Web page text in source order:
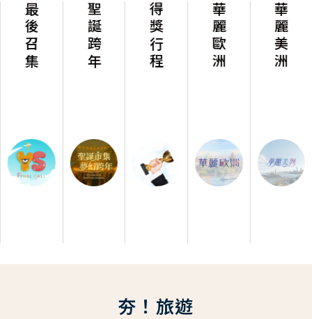
最後召集 聖誕跨年 得獎行程 華麗歐洲 華麗美洲
夯！旅遊